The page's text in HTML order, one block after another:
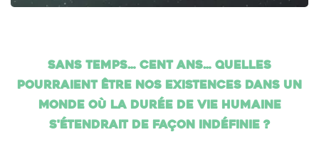
Sans temps… cent ans… Quelles
pourraient être nos existences dans un
monde où la durée de vie humaine
s'étendrait de façon indéfinie ?